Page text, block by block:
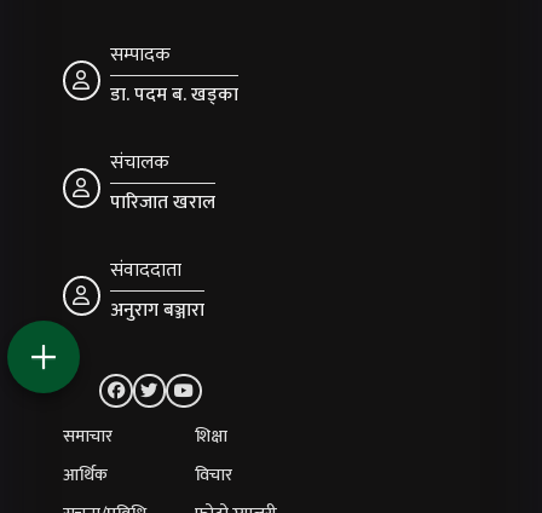
सम्पादक
डा. पदम ब. खड्का
संचालक
पारिजात खराल
संवाददाता
अनुराग बञ्जारा
समाचार
शिक्षा
आर्थिक
विचार